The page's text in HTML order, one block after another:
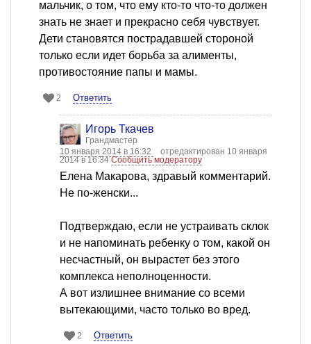
мальчик, о том, что ему кто-то что-то должен
знать не знает и прекрасно себя чувствует.
Дети становятся пострадавшей стороной
только если идет борьба за алименты,
противостояние папы и мамы.
2 Ответить
Игорь Ткачев
Грандмастер
10 января 2014 в 16:32
отредактирован 10 января
2014 в 16:34Сообщить модератору
Елена Макарова, здравый комментарий.
Не по-женски...
Подтверждаю, если не устраивать склок
и не напоминать ребенку о том, какой он
несчастный, он вырастет без этого
комплекса неполноценности.
А вот излишнее внимание со всеми
вытекающими, часто только во вред.
2 Ответить